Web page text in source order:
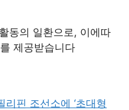
동의 일환으로, 이에따
제공받습니다
핀 조선소에 ‘초대형